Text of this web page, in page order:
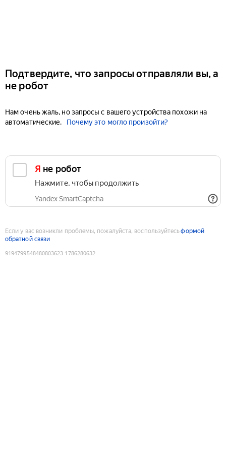
Подтвердите, что запросы отправляли вы, а
не робот
Нам очень жаль, но запросы с вашего устройства похожи на
автоматические.
Почему это могло произойти?
Я не робот
Нажмите, чтобы продолжить
Yandex SmartCaptcha
Если у вас возникли проблемы, пожалуйста, воспользуйтесьформой
обратной связи
9194799548480803623:1786280632